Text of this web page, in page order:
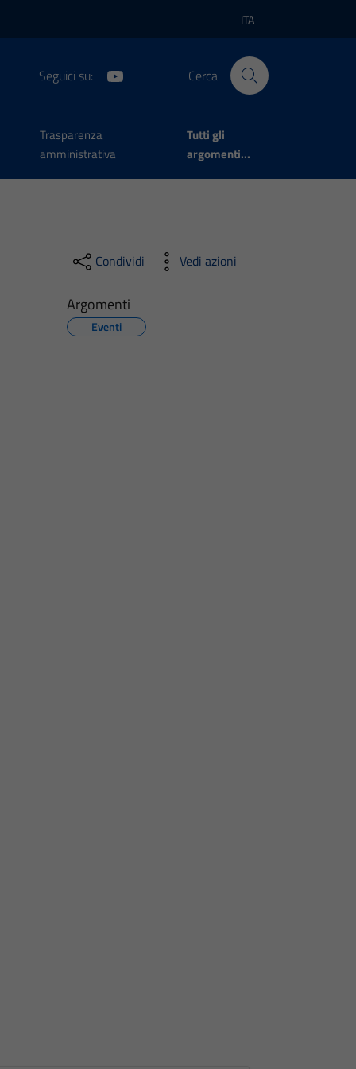
Lingua attiva:
ITA
Seguici su: Cerca
Trasparenza
amministrativa
Tutti gli
argomenti...
Condividi Vedi azioni
Argomenti
Eventi